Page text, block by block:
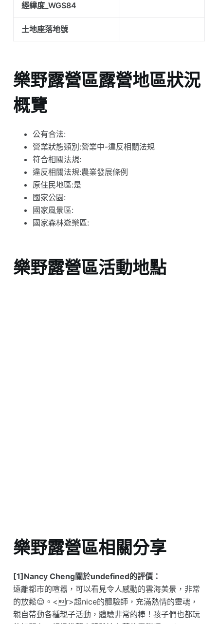
經緯度_WGS84
土地座落地號
樂野露營區露營地區狀況
概覽
公有合法:
營業狀態類別:營業中-違反相關法規
符合相關法規:
違反相關法規:農業發展條例
原住民地區:是
國家公園:
國家風景區:
國家森林遊樂區:
樂野露營區活動地點
樂野露營區相關分享
[1]Nancy Cheng關於undefined的評價：
遠離都市的喧囂，可以看見令人感動的雲海美景，非常
的放鬆😌。<r>超nice的體驗師，充滿熱情的靈魂，
親自帶動各種親子活動，體驗非常的棒！孩子們也都玩